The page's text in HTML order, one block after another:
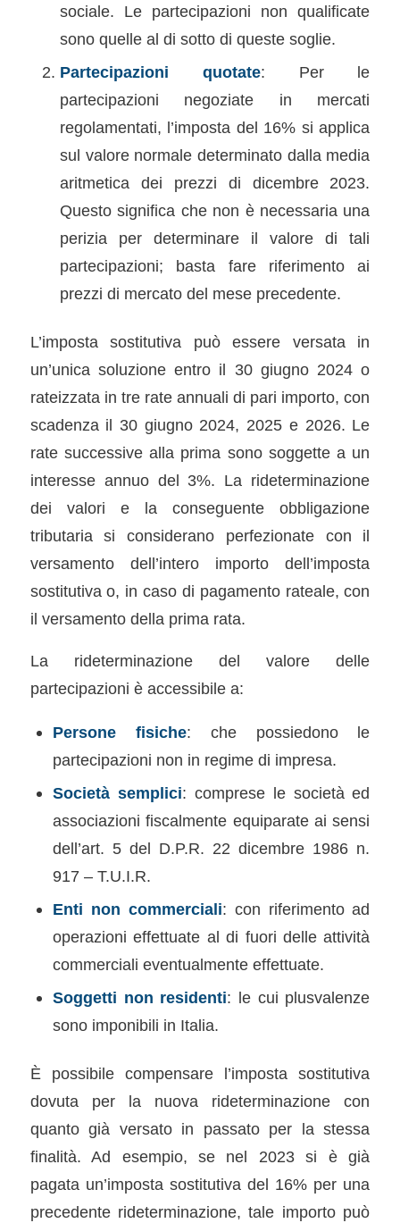
sociale. Le partecipazioni non qualificate
sono quelle al di sotto di queste soglie.
Partecipazioni quotate: Per le
partecipazioni negoziate in mercati
regolamentati, l’imposta del 16% si applica
sul valore normale determinato dalla media
aritmetica dei prezzi di dicembre 2023.
Questo significa che non è necessaria una
perizia per determinare il valore di tali
partecipazioni; basta fare riferimento ai
prezzi di mercato del mese precedente.
L’imposta sostitutiva può essere versata in
un’unica soluzione entro il 30 giugno 2024 o
rateizzata in tre rate annuali di pari importo, con
scadenza il 30 giugno 2024, 2025 e 2026. Le
rate successive alla prima sono soggette a un
interesse annuo del 3%. La rideterminazione
dei valori e la conseguente obbligazione
tributaria si considerano perfezionate con il
versamento dell’intero importo dell’imposta
sostitutiva o, in caso di pagamento rateale, con
il versamento della prima rata.
La rideterminazione del valore delle
partecipazioni è accessibile a:
Persone fisiche: che possiedono le
partecipazioni non in regime di impresa.
Società semplici: comprese le società ed
associazioni fiscalmente equiparate ai sensi
dell’art. 5 del D.P.R. 22 dicembre 1986 n.
917 – T.U.I.R.
Enti non commerciali: con riferimento ad
operazioni effettuate al di fuori delle attività
commerciali eventualmente effettuate.
Soggetti non residenti: le cui plusvalenze
sono imponibili in Italia.
È possibile compensare l’imposta sostitutiva
dovuta per la nuova rideterminazione con
quanto già versato in passato per la stessa
finalità. Ad esempio, se nel 2023 si è già
pagata un’imposta sostitutiva del 16% per una
precedente rideterminazione, tale importo può